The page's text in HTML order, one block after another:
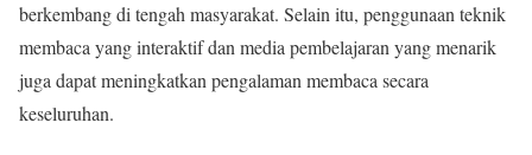
berkembang di tengah masyarakat. Selain itu, penggunaan teknik
membaca yang interaktif dan media pembelajaran yang menarik
juga dapat meningkatkan pengalaman membaca secara
keseluruhan.